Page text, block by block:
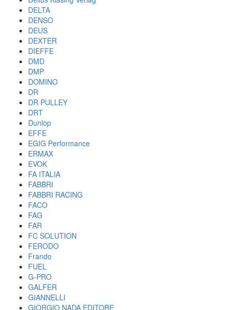
DELTA
DENSO
DEUS
DEXTER
DIEFFE
DMD
DMP
DOMINO
DR
DR PULLEY
DRT
Dunlop
EFFE
EGIG Performance
ERMAX
EVOK
FA ITALIA
FABBRI
FABBRI RACING
FACO
FAG
FAR
FC SOLUTION
FERODO
Frando
FUEL
G-PRO
GALFER
GIANNELLI
GIORGIO NADA EDITORE